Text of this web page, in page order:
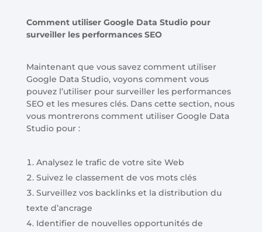
Comment utiliser Google Data Studio pour
surveiller les performances SEO
Maintenant que vous savez comment utiliser
Google Data Studio, voyons comment vous
pouvez l’utiliser pour surveiller les performances
SEO et les mesures clés. Dans cette section, nous
vous montrerons comment utiliser Google Data
Studio pour :
Analysez le trafic de votre site Web
Suivez le classement de vos mots clés
Surveillez vos backlinks et la distribution du
texte d’ancrage
Identifier de nouvelles opportunités de